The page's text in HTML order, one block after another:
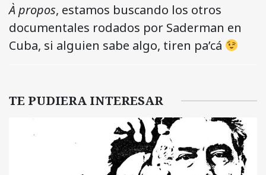
À propos, estamos buscando los otros
documentales rodados por Saderman en
Cuba, si alguien sabe algo, tiren pa’cá
TE PUDIERA INTERESAR